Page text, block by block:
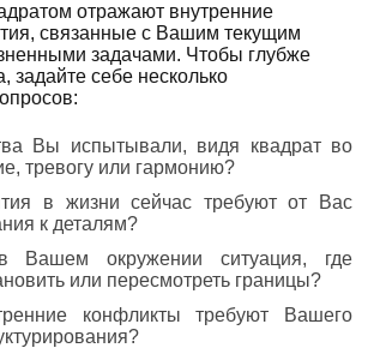
отражают внутренние
связанные с Вашим текущим
задачами. Чтобы глубже
задайте себе несколько
Вы испытывали, видя квадрат во
тревогу или гармонию?
в жизни сейчас требуют от Вас
к деталям?
окружении ситуация, где
или пересмотреть границы?
конфликты требуют Вашего